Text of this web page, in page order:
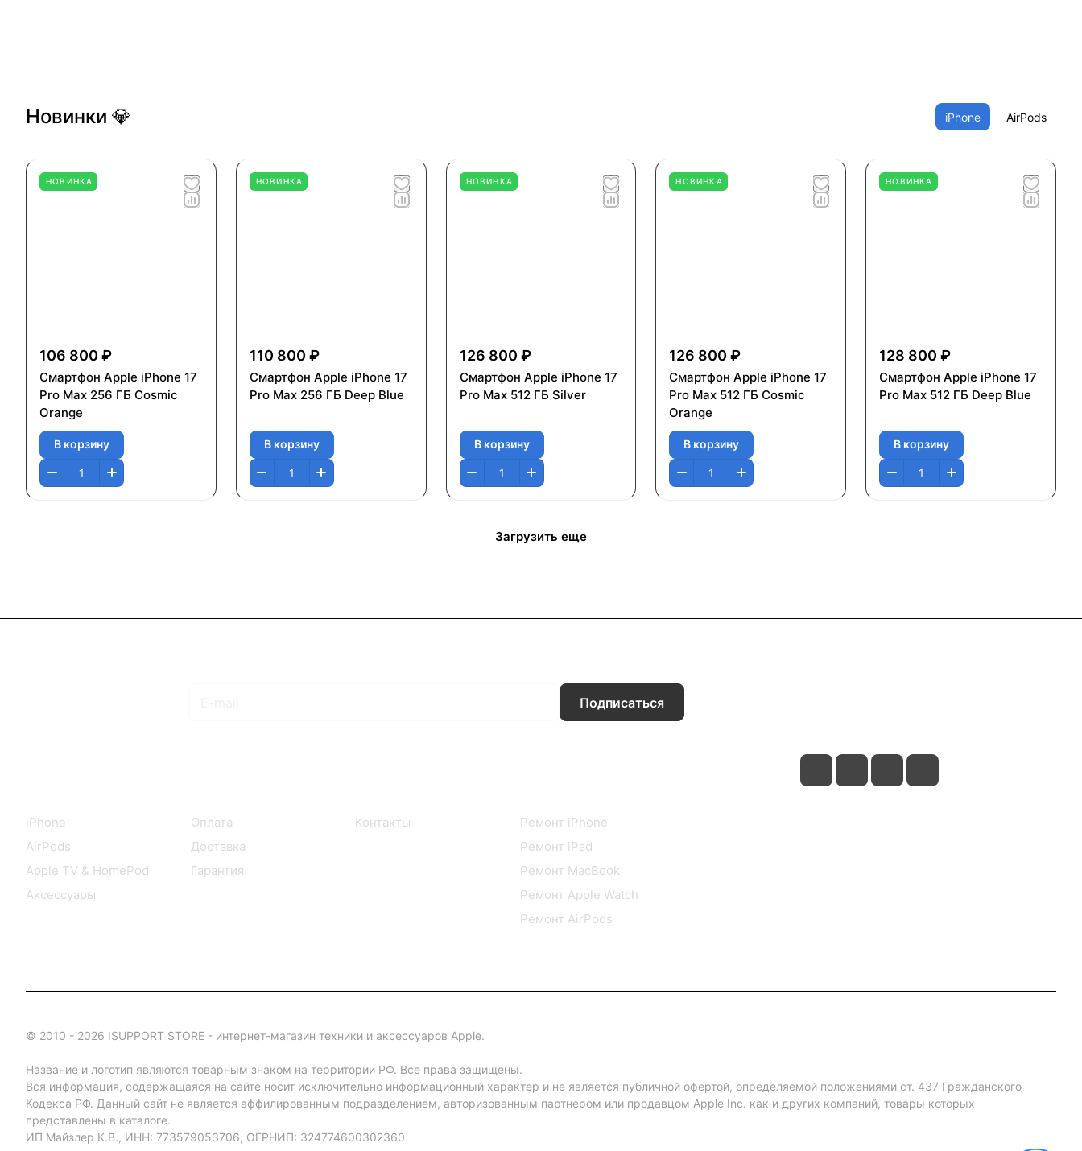
Новинки 💎 iPhone AirPods
НОВИНКА
106 800 ₽
Смартфон Apple iPhone 17
Pro Max 256 ГБ Cosmic
Orange
В корзину
НОВИНКА
110 800 ₽
Смартфон Apple iPhone 17
Pro Max 256 ГБ Deep Blue
В корзину
НОВИНКА
126 800 ₽
Смартфон Apple iPhone 17
Pro Max 512 ГБ Silver
В корзину
НОВИНКА
126 800 ₽
Смартфон Apple iPhone 17
Pro Max 512 ГБ Cosmic
Orange
В корзину
НОВИНКА
128 800 ₽
Смартфон Apple iPhone 17
Pro Max 512 ГБ Deep Blue
В корзину
Загрузить еще
Подписаться
iPhone
AirPods
Apple TV & HomePod
Аксессуары
Оплата
Доставка
Гарантия
Контакты
Ремонт iPhone
Ремонт iPad
Ремонт MacBook
Ремонт Apple Watch
Ремонт AirPods
© 2010 - 2026 ISUPPORT STORE - интернет-магазин техники и аксессуаров Apple.
Название и логотип являются товарным знаком на территории РФ. Все права защищены.
Вся информация, содержащаяся на сайте носит исключительно информационный характер и не является публичной офертой, определяемой положениями ст. 437 Гражданского
Кодекса РФ. Данный сайт не является аффилированным подразделением, авторизованным партнером или продавцом Apple Inc. как и других компаний, товары которых
представлены в каталоге.
ИП Майзлер К.В., ИНН: 773579053706, ОГРНИП: 324774600302360